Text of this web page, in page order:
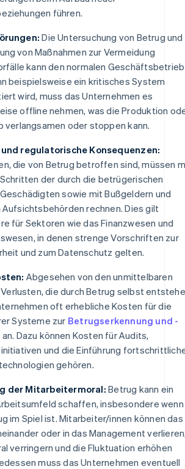
führen.
Die Untersuchung von Betrug und
von Maßnahmen zur Vermeidung
kann den normalen Geschäftsbetrieb
beispielsweise ein kritisches System
wird, muss das Unternehmen es
offline nehmen, was die Produktion
verlangsamen oder stoppen kann.
regulatorische Konsequenzen:
die von Betrug betroffen sind, müssen
der durch die betrügerischen
sowie mit Bußgeldern und
rechnen. Dies gilt
für Sektoren wie das Finanzwesen und
in denen strenge Vorschriften zur
und zum Datenschutz gelten.
Abgesehen von den unmittelbaren
die durch Betrug selbst
oft erhebliche Kosten für die
Systeme zur Betrugserkennung und -
an. Dazu können Kosten für Audits,
und die Einführung
gehören.
der Mitarbeitermoral: Betrug kann ein
schaffen, insbesondere wenn
im Spiel ist. Mitarbeiter/innen können das
oder in das Management
verringern und die Fluktuation erhöhen
muss das Unternehmen eventuell